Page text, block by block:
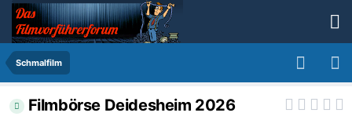
Schmalfilm
Filmbörse Deidesheim 2026